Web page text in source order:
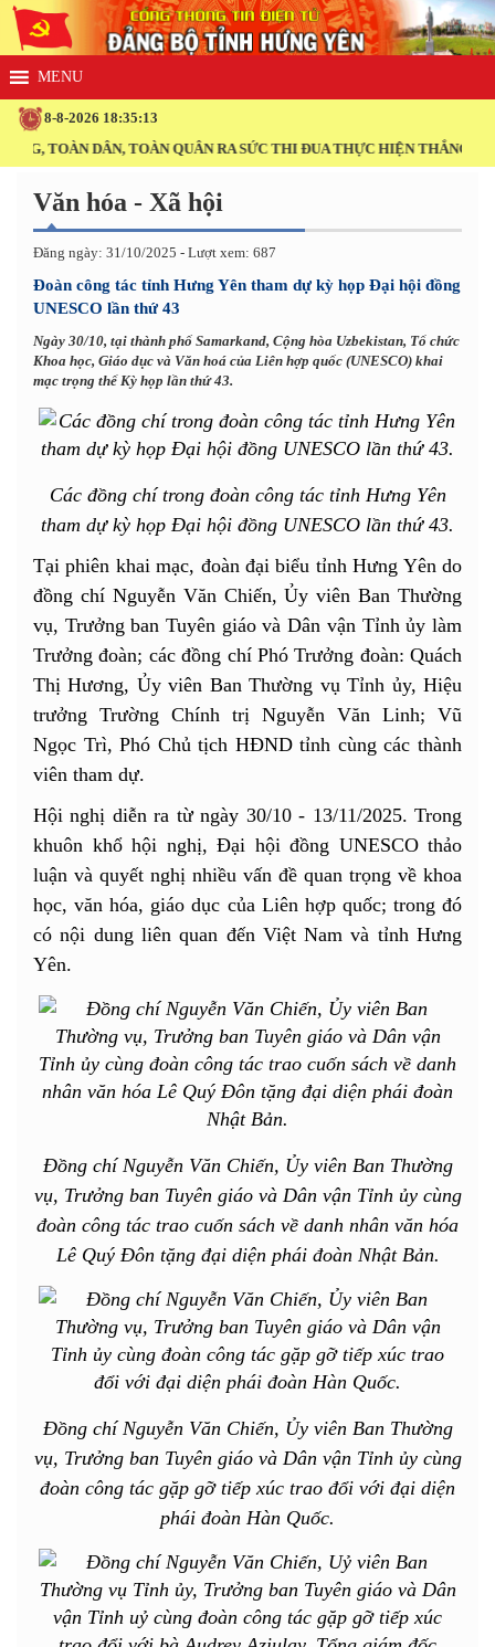
8-8-2026 18:35:13
TOÀN DÂN, TOÀN QUÂN RA SỨC THI ĐUA THỰC HIỆN THẮNG LỢI
Văn hóa - Xã hội
Đăng ngày: 31/10/2025 - Lượt xem: 687
Đoàn công tác tỉnh Hưng Yên tham dự kỳ họp Đại hội đồng
UNESCO lần thứ 43
Ngày 30/10, tại thành phố Samarkand, Cộng hòa Uzbekistan, Tổ chức
Khoa học, Giáo dục và Văn hoá của Liên hợp quốc (UNESCO) khai
mạc trọng thể Kỳ họp lần thứ 43.
Các đồng chí trong đoàn công tác tỉnh Hưng Yên
tham dự kỳ họp Đại hội đồng UNESCO lần thứ 43.
Tại phiên khai mạc, đoàn đại biểu tỉnh Hưng Yên do
đồng chí Nguyễn Văn Chiến, Ủy viên Ban Thường
vụ, Trưởng ban Tuyên giáo và Dân vận Tỉnh ủy làm
Trưởng đoàn; các đồng chí Phó Trưởng đoàn: Quách
Thị Hương, Ủy viên Ban Thường vụ Tỉnh ủy, Hiệu
trưởng Trường Chính trị Nguyễn Văn Linh; Vũ
Ngọc Trì, Phó Chủ tịch HĐND tỉnh cùng các thành
viên tham dự.
Hội nghị diễn ra từ ngày 30/10 - 13/11/2025. Trong
khuôn khổ hội nghị, Đại hội đồng UNESCO thảo
luận và quyết nghị nhiều vấn đề quan trọng về khoa
học, văn hóa, giáo dục của Liên hợp quốc; trong đó
có nội dung liên quan đến Việt Nam và tỉnh Hưng
Yên.
Đồng chí Nguyễn Văn Chiến, Ủy viên Ban Thường
vụ, Trưởng ban Tuyên giáo và Dân vận Tỉnh ủy cùng
đoàn công tác trao cuốn sách về danh nhân văn hóa
Lê Quý Đôn tặng đại diện phái đoàn Nhật Bản.
Đồng chí Nguyễn Văn Chiến, Ủy viên Ban Thường
vụ, Trưởng ban Tuyên giáo và Dân vận Tỉnh ủy cùng
đoàn công tác gặp gỡ tiếp xúc trao đổi với đại diện
phái đoàn Hàn Quốc.